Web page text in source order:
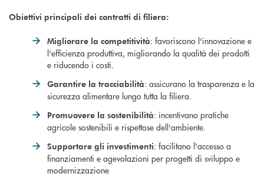
Obiettivi principali dei contratti di filiera:
Migliorare la competitività: favoriscono l'innovazione e
l'efficienza produttiva, migliorando la qualità dei prodotti
e riducendo i costi.
Garantire la tracciabilità: assicurano la trasparenza e la
sicurezza alimentare lungo tutta la filiera.
Promuovere la sostenibilità: incentivano pratiche
agricole sostenibili e rispettose dell'ambiente.
Supportare gli investimenti: facilitano l'accesso a
finanziamenti e agevolazioni per progetti di sviluppo e
modernizzazione